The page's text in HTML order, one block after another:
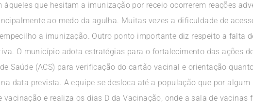
que hesitam a imunização por receio ocorrerem reações
ao medo da agulha. Muitas vezes a dificuldade de
a imunização. Outro ponto importante diz respeito a falta
O município adota estratégias para o fortalecimento das ações
Saúde (ACS) para verificação do cartão vacinal e orientação
data prevista. A equipe se desloca até a população que por algum
e realiza os dias D da Vacinação, onde a sala de vacinas